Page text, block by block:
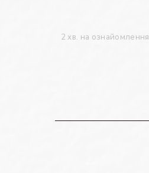
2 хв. на ознайомлення